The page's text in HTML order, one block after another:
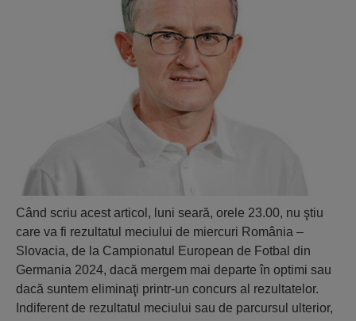
Când scriu acest articol, luni seară, orele 23.00, nu ştiu
care va fi rezultatul meciului de miercuri România –
Slovacia, de la Campionatul European de Fotbal din
Germania 2024, dacă mergem mai departe în optimi sau
dacă suntem eliminaţi printr-un concurs al rezultatelor.
Indiferent de rezultatul meciului sau de parcursul ulterior,